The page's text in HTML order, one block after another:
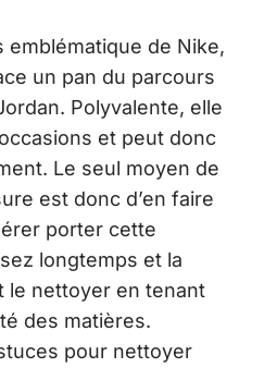
emblématique de Nike,
un pan du parcours
Polyvalente, elle
et peut donc
Le seul moyen de
est donc d’en faire
porter cette
longtemps et la
le nettoyer en tenant
des matières.
pour nettoyer